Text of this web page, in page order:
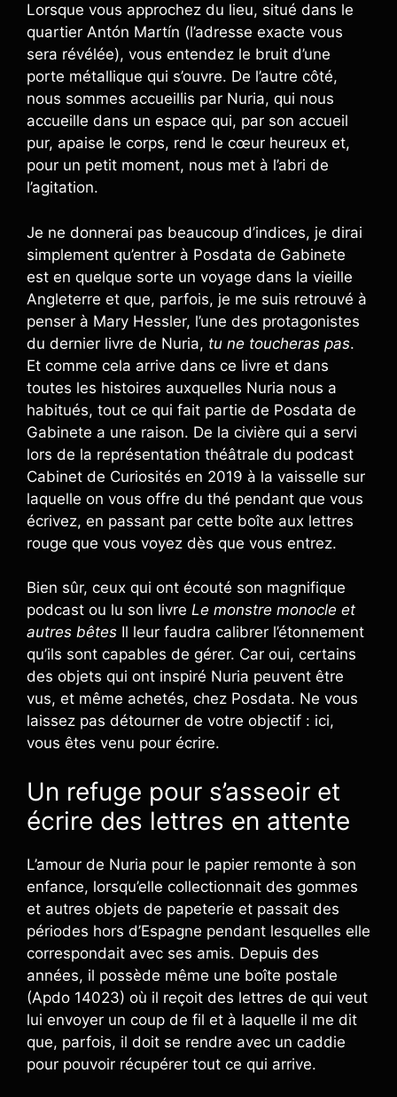
Lorsque vous approchez du lieu, situé dans le
quartier Antón Martín (l’adresse exacte vous
sera révélée), vous entendez le bruit d’une
porte métallique qui s’ouvre. De l’autre côté,
nous sommes accueillis par Nuria, qui nous
accueille dans un espace qui, par son accueil
pur, apaise le corps, rend le cœur heureux et,
pour un petit moment, nous met à l’abri de
l’agitation.
Je ne donnerai pas beaucoup d’indices, je dirai
simplement qu’entrer à Posdata de Gabinete
est en quelque sorte un voyage dans la vieille
Angleterre et que, parfois, je me suis retrouvé à
penser à Mary Hessler, l’une des protagonistes
du dernier livre de Nuria, tu ne toucheras pas.
Et comme cela arrive dans ce livre et dans
toutes les histoires auxquelles Nuria nous a
habitués, tout ce qui fait partie de Posdata de
Gabinete a une raison. De la civière qui a servi
lors de la représentation théâtrale du podcast
Cabinet de Curiosités en 2019 à la vaisselle sur
laquelle on vous offre du thé pendant que vous
écrivez, en passant par cette boîte aux lettres
rouge que vous voyez dès que vous entrez.
Bien sûr, ceux qui ont écouté son magnifique
podcast ou lu son livre Le monstre monocle et
autres bêtes Il leur faudra calibrer l’étonnement
qu’ils sont capables de gérer. Car oui, certains
des objets qui ont inspiré Nuria peuvent être
vus, et même achetés, chez Posdata. Ne vous
laissez pas détourner de votre objectif : ici,
vous êtes venu pour écrire.
Un refuge pour s’asseoir et
écrire des lettres en attente
L’amour de Nuria pour le papier remonte à son
enfance, lorsqu’elle collectionnait des gommes
et autres objets de papeterie et passait des
périodes hors d’Espagne pendant lesquelles elle
correspondait avec ses amis. Depuis des
années, il possède même une boîte postale
(Apdo 14023) où il reçoit des lettres de qui veut
lui envoyer un coup de fil et à laquelle il me dit
que, parfois, il doit se rendre avec un caddie
pour pouvoir récupérer tout ce qui arrive.